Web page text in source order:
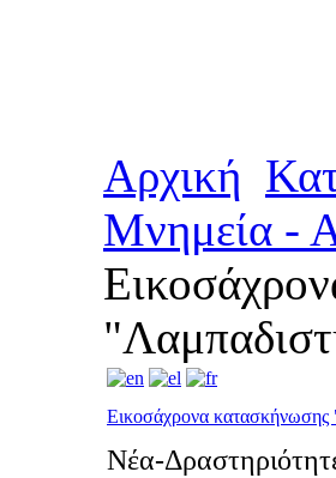
Αρχική
Μνημεία -
Εικοσάχρονα
Νέα-